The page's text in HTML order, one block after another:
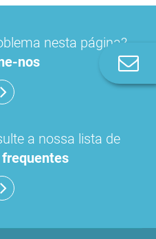
nesta página?
nos
a nossa lista de